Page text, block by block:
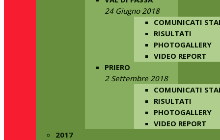
24 Giugno 2018
COMUNICATI
RISULTATI
PHOTOGALLERY
VIDEO REPORT
PRIERO
2 Settembre 2018
COMUNICATI
RISULTATI
PHOTOGALLERY
VIDEO REPORT
2017